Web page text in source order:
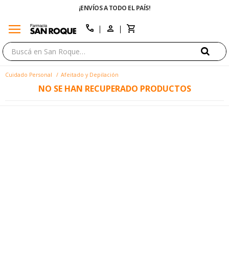
¡ENVÍOS A TODO EL PAÍS!
menu call
Cuidado Personal Afeitado y Depilación
NO SE HAN RECUPERADO PRODUCTOS
close